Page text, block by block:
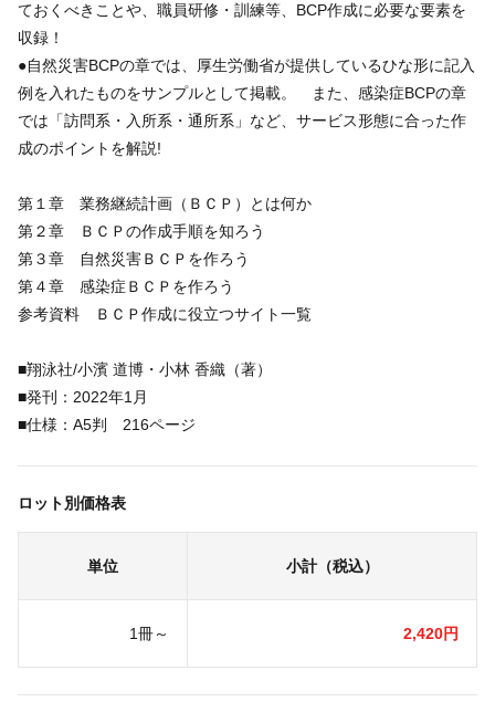
ておくべきことや、職員研修・訓練等、BCP作成に必要な要素を
収録！
●自然災害BCPの章では、厚生労働省が提供しているひな形に記入
例を入れたものをサンプルとして掲載。 また、感染症BCPの章
では「訪問系・入所系・通所系」など、サービス形態に合った作
成のポイントを解説!
第１章 業務継続計画（ＢＣＰ）とは何か
第２章 ＢＣＰの作成手順を知ろう
第３章 自然災害ＢＣＰを作ろう
第４章 感染症ＢＣＰを作ろう
参考資料 ＢＣＰ作成に役立つサイト一覧
■翔泳社/小濱 道博・小林 香織（著）
■発刊：2022年1月
■仕様：A5判 216ページ
ロット別価格表
単位 小計（税込）
1冊～ 2,420円